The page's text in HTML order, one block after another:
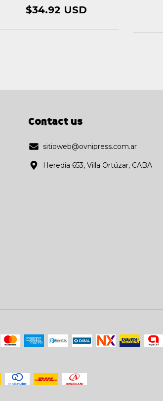
$34.92 USD
Contact us
sitioweb@ovnipress.com.ar
Heredia 653, Villa Ortúzar, CABA